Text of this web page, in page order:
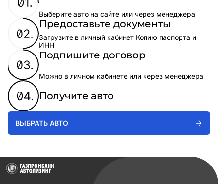
Выберите авто на сайте или через менеджера
Предоставьте документы
Загрузите в личный кабинет Копию паспорта и
ИНН
Подпишите договор
Можно в личном кабинете или через менеджера
Получите авто
ВЫБРАТЬ АВТО